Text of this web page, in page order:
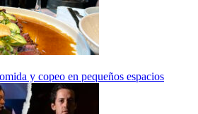
y copeo en pequeños espacios